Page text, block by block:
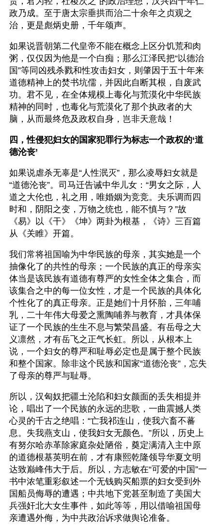
政乃成。至于唐太宗垂拱而治二十余年之贞观之
治，更是彪炳史册，千年颂声。
如果说晋朝第二代皇帝不能在概念上区分饥荒和肉
粥，仅仅因为他是一个白痴；那么江泽民把“以德治
国”等同凶残杀戮和性攻击妇女，则肇因于五十年来
道德精神上的焚书坑儒，并因此自断其根，自废武
功。君不见，在全体规模上毒化与荒漠化中华民族
精神的同时，也毒化与荒漠化了那个执政者的大
脑，从而最终危及政权自身，岂非天意哉！
四，性侵犯妇女的国家犯罪行为标志一个政权的‘道
德沦丧’
如果说虐杀无辜是“人性泯灭”，那么凌辱妇女就是
“道德沦丧”。司马迁告诫中华儿女：“男女之际，人
道之大伦也，礼之用，唯婚姻为竞竞。夫乐调而四
时和，阴阳之变，万物之统也，能不慎与？”故
《易》以《干》《坤》两卦为根基，《诗》三百篇
从《关睢》开篇。
我们常将祖国喻为中华民族的母亲，其实她是一个
抽像化了的共性的母亲；一个民族的真正的母亲实
体当是该民族有道德有尊严的女性全体之集合，而
该集合之中的每一位女性，才是一个民族的具体化
个性化了的真正母亲。正是她们十月怀胎，三年哺
乳，二十年伟大母爱之熏陶哺养与教育，才具体保
证了一个民族的生生不息与繁荣昌盛。有岳母之大
义凛然，才有岳飞之正气长虹。所以，从根本上
说，一个妇女的尊严和耻辱必定也是属于整个民族
和整个国家。除非这个民族和国家“道德沦丧”，忘失
了母亲的尊严与耻辱。
所以，汉匈奴把疆土沦陷和妇女颜面的丢失相提并
论，唱出了一个民族的永远的悲歌，一曲震撼人类
心灵的千古之绝唱：“亡我祁连山，使我六畜不蕃
息。失我燕支山，使我妇女无颜色。”所以，历史上
有努尔哈赤革除家庭杂处陋俗，奠定满清入主中原
的道德根基英明在前，才有康熙乾隆领导华夏文明
达致巅峰伟大于后。所以，方志敏在“可爱的中国”一
书中浓笔重彩叙述一个无钱购买船票的妇女受到外
国船员侮辱的遭遇；中共地下党甚至制造了美国大
兵强奸北大女生事件，如此等等，用以借喻祖国母
亲遭遇外侮，为中共政治诉求做舆论准备。